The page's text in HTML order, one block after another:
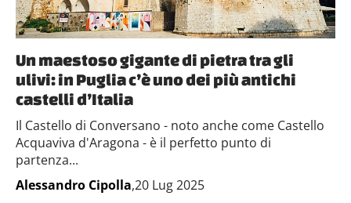
Un maestoso gigante di pietra tra gli
ulivi: in Puglia c’è uno dei più antichi
castelli d’Italia
Il Castello di Conversano - noto anche come Castello
Acquaviva d'Aragona - è il perfetto punto di
partenza...
Alessandro Cipolla,20 Lug 2025